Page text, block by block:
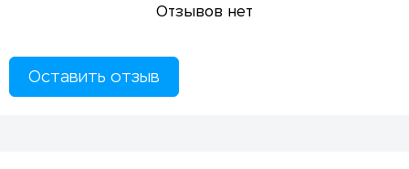
Отзывов нет
Оставить отзыв